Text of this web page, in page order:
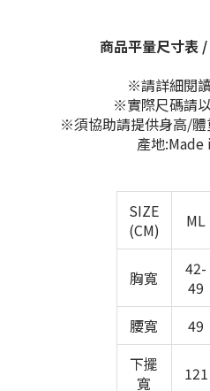
商品平量尺寸表
※請詳細閱
※實際尺碼請
※須協助請提供身高/
產地:Made
SIZE
(CM)
ML
胸寬
42-
49
腰寬 49
下擺
寬
121